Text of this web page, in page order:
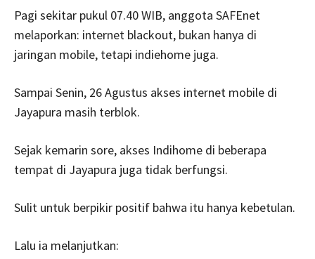
Pagi sekitar pukul 07.40 WIB, anggota SAFEnet
melaporkan: internet blackout, bukan hanya di
jaringan mobile, tetapi indiehome juga.
Sampai Senin, 26 Agustus akses internet mobile di
Jayapura masih terblok.
Sejak kemarin sore, akses Indihome di beberapa
tempat di Jayapura juga tidak berfungsi.
Sulit untuk berpikir positif bahwa itu hanya kebetulan.
Lalu ia melanjutkan: